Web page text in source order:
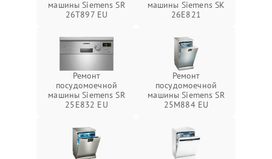
машины Siemens SR
26T897 EU
машины Siemens SK
26E821
Ремонт
посудомоечной
машины Siemens SR
25E832 EU
Ремонт
посудомоечной
машины Siemens SR
25M884 EU